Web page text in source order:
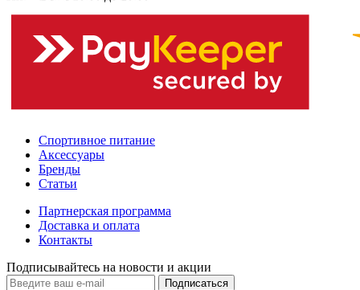
Спортивное питание
Аксессуары
Бренды
Статьи
Партнерская программа
Доставка и оплата
Контакты
Подписывайтесь на новости и акции
Подписаться